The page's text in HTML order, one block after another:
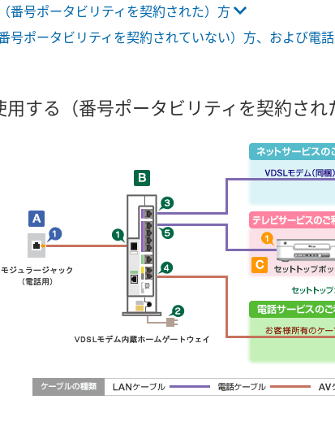
番号ポータビリティを契約された）方
号ポータビリティを契約されていない）方、および電
する（番号ポータビリティを契約され